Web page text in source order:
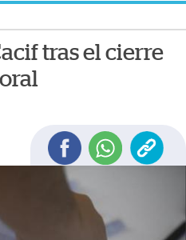
tras el cierre